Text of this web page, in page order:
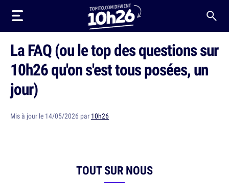
La FAQ (ou le top des questions sur
10h26 qu'on s'est tous posées, un
jour)
Mis à jour le 14/05/2026 par 10h26
TOUT SUR NOUS